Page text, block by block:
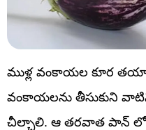
ముళ్ల వంకాయల కూర
వంకాయలను తీసుకుని
చీల్చాలి. ఆ తరవాత పాన్